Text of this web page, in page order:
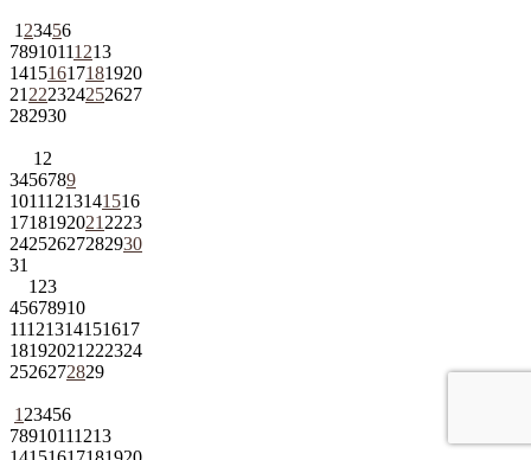
1 23456
78910111213
14151617181920
21 222324252627
282930
1 2
3456789
10111213141516
1718192021 2223
24252627282930
31
1 23
45678910
11121314151617
18192021 222324
2526272829
1 23456
78910111213